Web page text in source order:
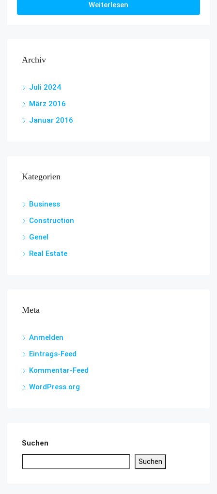
Weiterlesen
Archiv
Juli 2024
März 2016
Januar 2016
Kategorien
Business
Construction
Genel
Real Estate
Meta
Anmelden
Eintrags-Feed
Kommentar-Feed
WordPress.org
Suchen
Suchen